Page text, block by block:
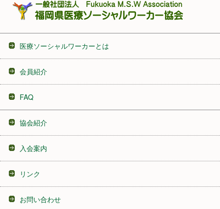
医療ソーシャルワーカーとは
会員紹介
FAQ
協会紹介
入会案内
リンク
お問い合わせ